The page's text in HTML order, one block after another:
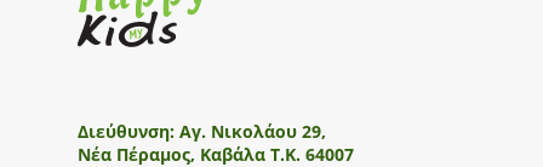
Διεύθυνση: Αγ. Νικολάου 29,
Νέα Πέραμος, Καβάλα Τ.Κ. 64007